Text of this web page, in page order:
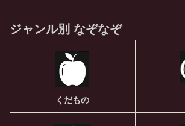
ジャンル別 なぞなぞ
くだもの